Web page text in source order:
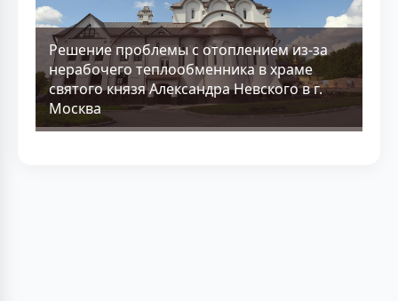
Решение проблемы с отоплением из-за
нерабочего теплообменника в храме
святого князя Александра Невского в г.
Москва